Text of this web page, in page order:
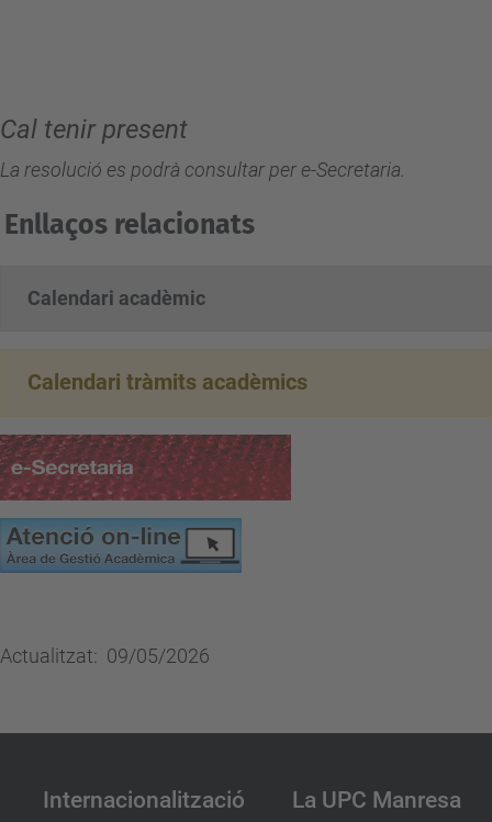
Cal tenir present
La resolució es podrà consultar per e-Secretaria.
Enllaços relacionats
Calendari acadèmic
Calendari tràmits acadèmics
Actualitzat: 09/05/2026
Internacionalització La UPC Manresa